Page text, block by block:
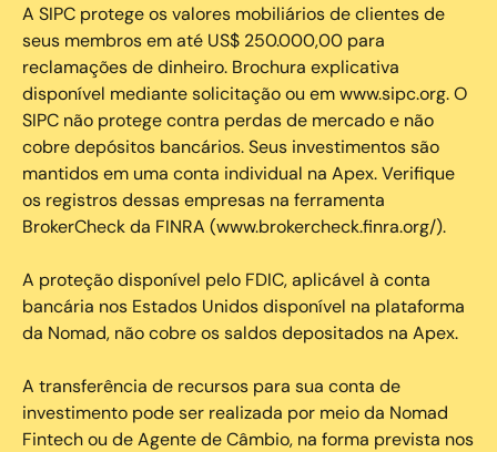
A SIPC protege os valores mobiliários de clientes de
seus membros em até US$ 250.000,00 para
reclamações de dinheiro. Brochura explicativa
disponível mediante solicitação ou em www.sipc.org. O
SIPC não protege contra perdas de mercado e não
cobre depósitos bancários. Seus investimentos são
mantidos em uma conta individual na Apex. Verifique
os registros dessas empresas na ferramenta
BrokerCheck da FINRA (www.brokercheck.finra.org/).
A proteção disponível pelo FDIC, aplicável à conta
bancária nos Estados Unidos disponível na plataforma
da Nomad, não cobre os saldos depositados na Apex.
A transferência de recursos para sua conta de
investimento pode ser realizada por meio da Nomad
Fintech ou de Agente de Câmbio, na forma prevista nos